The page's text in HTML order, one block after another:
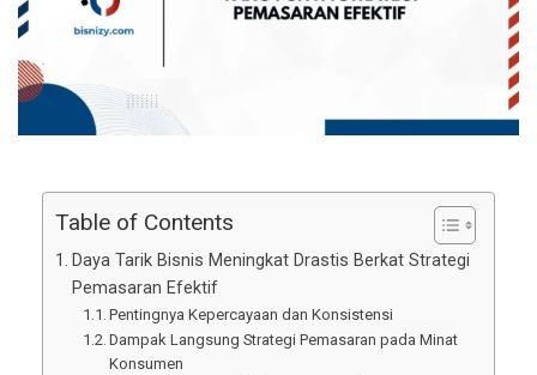
Table of Contents
Daya Tarik Bisnis Meningkat Drastis Berkat Strategi
Pemasaran Efektif
Pentingnya Kepercayaan dan Konsistensi
Dampak Langsung Strategi Pemasaran pada Minat
Konsumen